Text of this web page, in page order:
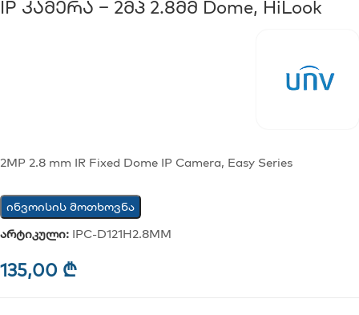
IP Კამერა – 2მპ 2.8მმ Dome, HiLook
2MP 2.8 mm IR Fixed Dome IP Camera, Easy Series
ინვოისის მოთხოვნა
არტიკული: IPC-D121H2.8MM
135,00 ₾